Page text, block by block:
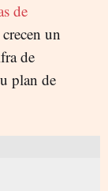
de
un
de
plan de